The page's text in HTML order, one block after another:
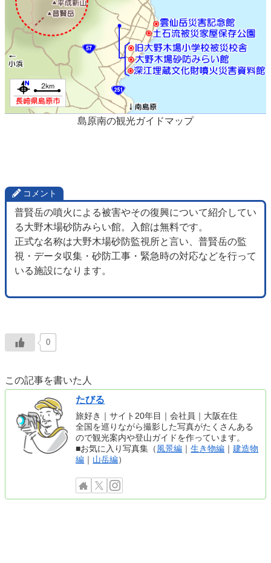
島原南の観光ガイドマップ
コメント
普賢岳の噴火による被害やその復興について紹介してい
る大野木場砂防みらい館。入館は無料です。
正式な名称は大野木場砂防監視所と言い、普賢岳の監
視・データ収集・砂防工事・緊急時の対応などを行って
いる施設になります。
0
この記事を書いた人
たびる
旅好き｜サイト20年目｜会社員｜大阪在住
全国を巡りながら撮影した写真がたくさんある
ので観光案内や登山ガイドを作っています。
■お気に入り写真集（ 風景編 ｜生き物編 ｜建造物
編 ｜ 山岳編）